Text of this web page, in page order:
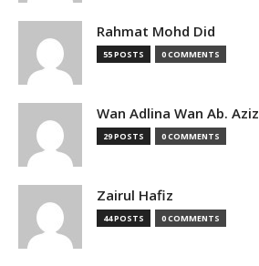
Rahmat Mohd Did
55 POSTS 0 COMMENTS
Wan Adlina Wan Ab. Aziz
29 POSTS 0 COMMENTS
Zairul Hafiz
44 POSTS 0 COMMENTS